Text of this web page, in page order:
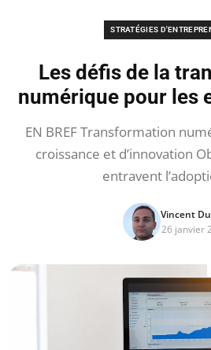
STRATÉGIES
Les défis de la
numérique pour les
EN BREF Transformation
croissance et d’innovation
entravent
Vincent
26 janvier